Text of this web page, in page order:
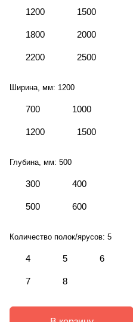
1200 1500
1800 2000
2200 2500
Ширина, мм: 1200
700 1000
1200 1500
Глубина, мм: 500
300 400
500 600
Количество полок/ярусов: 5
4 5 6
7 8